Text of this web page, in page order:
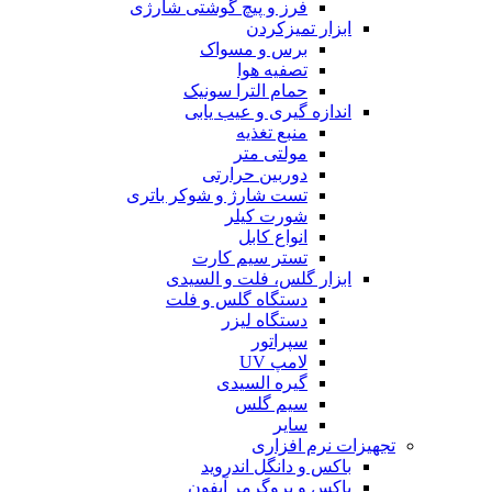
فرز و پیچ گوشتی شارژی
ابزار تمیزکردن
برس و مسواک
تصفیه هوا
حمام الترا سونیک
اندازه گیری و عیب یابی
منبع تغذیه
مولتی متر
دوربین حرارتی
تست شارژ و شوکر باتری
شورت کیلر
انواع کابل
تستر سیم کارت
ابزار گلس، فلت و السیدی
دستگاه گلس و فلت
دستگاه لیزر
سپراتور
لامپ UV
گیره السیدی
سیم گلس
سایر
تجهیزات نرم افزاری
باکس و دانگل اندروید
باکس و پروگرمر آیفون